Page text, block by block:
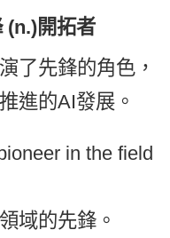
(n.)開拓者
了先鋒的角色，
進的AI發展。
in the field
域的先鋒。